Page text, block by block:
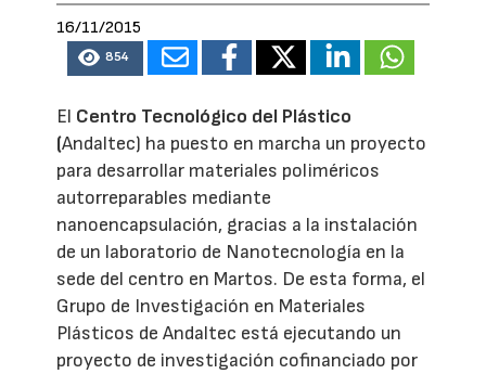
16/11/2015
854
El Centro Tecnológico del Plástico
(Andaltec) ha puesto en marcha un proyecto
para desarrollar materiales poliméricos
autorreparables mediante
nanoencapsulación, gracias a la instalación
de un laboratorio de Nanotecnología en la
sede del centro en Martos. De esta forma, el
Grupo de Investigación en Materiales
Plásticos de Andaltec está ejecutando un
proyecto de investigación cofinanciado por